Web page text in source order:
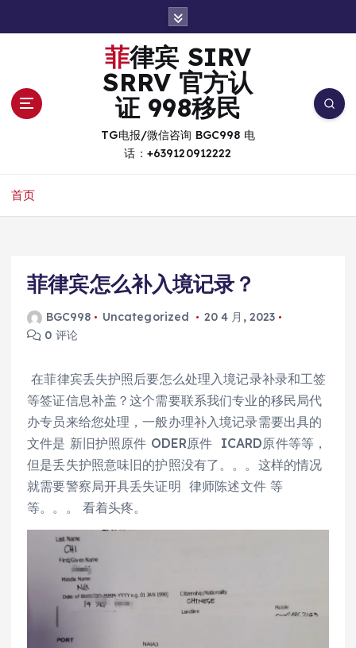
菲律宾 SIRV
SRRV 官方认
证 998移民
TG电报/微信咨询 BGC998 电
话：+639120912222
首页
菲律宾怎么补入境记录？
BGC998 Uncategorized
20 4 月, 2023
0 评论
在菲律宾丢失护照后要怎么处理入境记录补录和工签
等签证信息补盖？这个需要联系我们专业的移民局代
办专员来给您处理，一般办理补入境记录需要出具的
文件是 新旧护照原件 ODER原件 ICARD原件等等，
但是丢失护照意味旧的护照没有了。。。这样的情况
就需要警察局开具丢失证明 律师陈述文件 等
等。。。 看着头疼。